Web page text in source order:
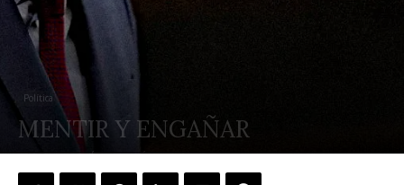
Política
MENTIR Y ENGAÑAR
POR J.L. GONZÁLEZ QUIRÓS - 30 noviembre, 2024